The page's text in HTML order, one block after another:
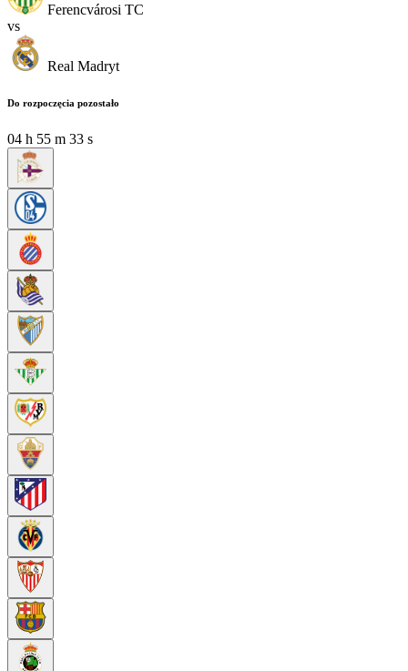
Ferencvárosi TC
vs
Real Madryt
Do rozpoczęcia pozostało
04 h 55 m 33 s